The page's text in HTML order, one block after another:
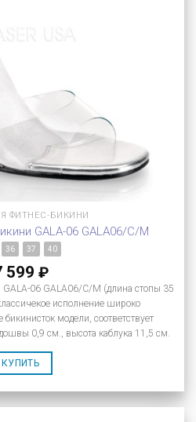
ФИТНЕС-БИКИНИ
GALA-06 GALA06/C/M
36 37 40
599 ₽
06 GALA06/C/M (длина стопы 35
исполнение широко
модели, соответствует
0,9 см., высота каблука 11,5 см.
КУПИТЬ